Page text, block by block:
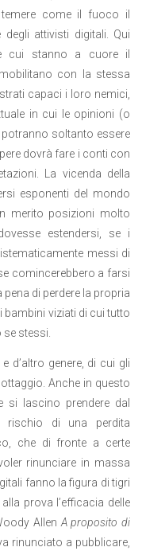
come il fuoco il
attivisti digitali. Qui
cui stanno a cuore il
con la stessa
capaci i loro nemici,
in cui le opinioni (o
soltanto essere
dovrà fare i conti con
La vicenda della
esponenti del mondo
merito posizioni molto
estendersi, se i
messi di
comincerebbero a farsi
di perdere la propria
bambini viziati di cui tutto
se stessi.
d’altro genere, di cui gli
Anche in questo
lascino prendere dal
rischio di una perdita
che di fronte a certe
rinunciare in massa
fanno la figura di tigri
prova l’efficacia delle
Allen A proposito di
rinunciato a pubblicare,